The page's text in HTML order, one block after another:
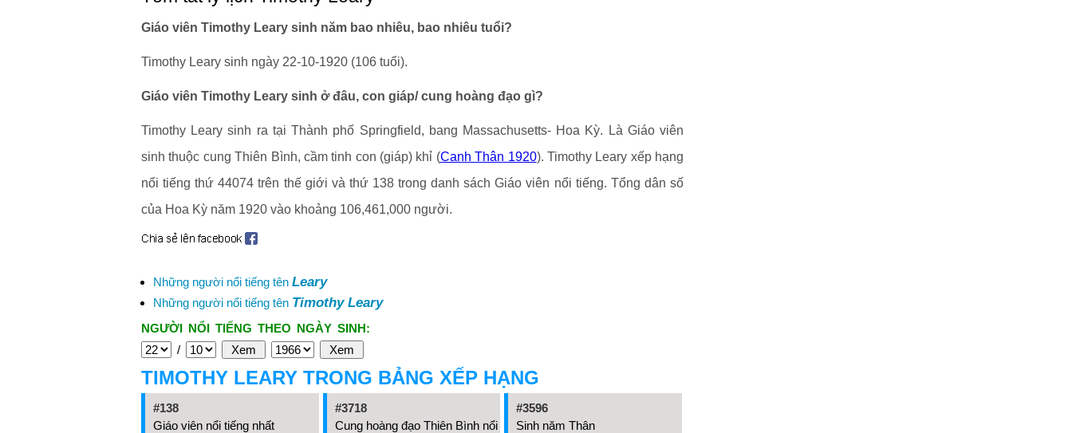
Giáo viên Timothy Leary sinh năm bao nhiêu, bao nhiêu tuổi?
Timothy Leary sinh ngày 22-10-1920 (106 tuổi).
Giáo viên Timothy Leary sinh ở đâu, con giáp/ cung hoàng đạo gì?
Timothy Leary sinh ra tại Thành phố Springfield, bang Massachusetts- Hoa Kỳ. Là Giáo viên
sinh thuộc cung Thiên Bình, cầm tinh con (giáp) khỉ (Canh Thân 1920). Timothy Leary xếp hạng
nổi tiếng thứ 44074 trên thế giới và thứ 138 trong danh sách Giáo viên nổi tiếng. Tổng dân số
của Hoa Kỳ năm 1920 vào khoảng 106,461,000 người.
Những người nổi tiếng tên Leary
Những người nổi tiếng tên Timothy Leary
NGƯỜI NỔI TIẾNG THEO NGÀY SINH:
/
TIMOTHY LEARY TRONG BẢNG XẾP HẠNG
#138
Giáo viên nổi tiếng nhất
#3718
Cung hoàng đạo Thiên Bình nổi
#3596
Sinh năm Thân